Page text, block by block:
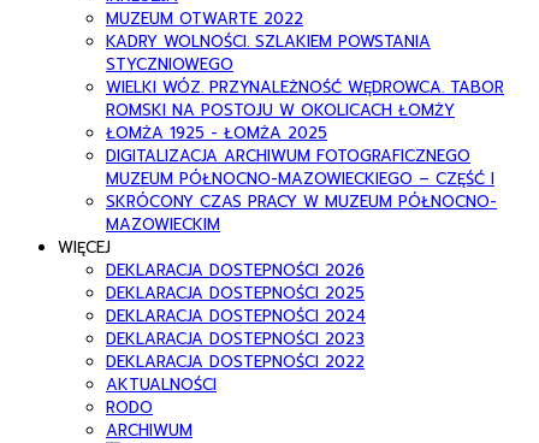
MUZEUM OTWARTE 2022
KADRY WOLNOŚCI. SZLAKIEM POWSTANIA
STYCZNIOWEGO
WIELKI WÓZ. PRZYNALEŻNOŚĆ WĘDROWCA. TABOR
ROMSKI NA POSTOJU W OKOLICACH ŁOMŻY
ŁOMŻA 1925 - ŁOMŻA 2025
DIGITALIZACJA ARCHIWUM FOTOGRAFICZNEGO
MUZEUM PÓŁNOCNO-MAZOWIECKIEGO – CZĘŚĆ I
SKRÓCONY CZAS PRACY W MUZEUM PÓŁNOCNO-
MAZOWIECKIM
WIĘCEJ
DEKLARACJA DOSTEPNOŚCI 2026
DEKLARACJA DOSTEPNOŚCI 2025
DEKLARACJA DOSTEPNOŚCI 2024
DEKLARACJA DOSTEPNOŚCI 2023
DEKLARACJA DOSTEPNOŚCI 2022
AKTUALNOŚCI
RODO
ARCHIWUM